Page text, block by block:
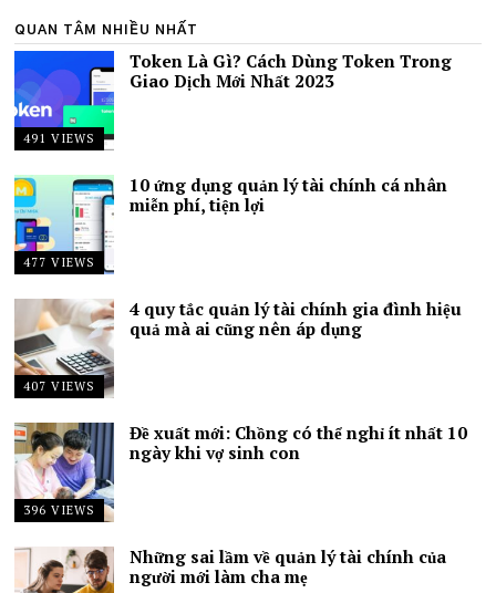
QUAN TÂM NHIỀU NHẤT
491 VIEWS
Token Là Gì? Cách Dùng Token Trong
Giao Dịch Mới Nhất 2023
477 VIEWS
10 ứng dụng quản lý tài chính cá nhân
miễn phí, tiện lợi
407 VIEWS
4 quy tắc quản lý tài chính gia đình hiệu
quả mà ai cũng nên áp dụng
396 VIEWS
Đề xuất mới: Chồng có thể nghỉ ít nhất 10
ngày khi vợ sinh con
Những sai lầm về quản lý tài chính của
người mới làm cha mẹ